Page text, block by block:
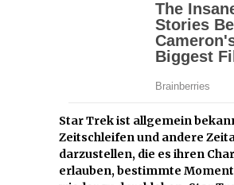
Star Trek ist allgemein
Zeitschleifen und andere
darzustellen, die es ihren
erlauben, bestimmte